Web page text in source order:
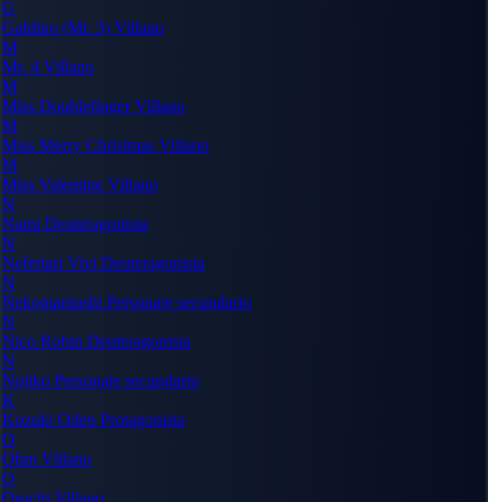
G
Galdino (Mr. 3) Villano
M
Mr. 4 Villano
M
Miss DoublefingerVillano
M
Miss Merry Christmas Villano
M
Miss Valentine Villano
N
Nami Deuteragonista
N
Nefertari Vivi Deuteragonista
N
Nekomamushi Personaje secundario
N
Nico Robin Deuteragonista
N
Nojiko Personaje secundario
K
Kozuki Oden Protagonista
O
Ohm Villano
O
Orochi Villano